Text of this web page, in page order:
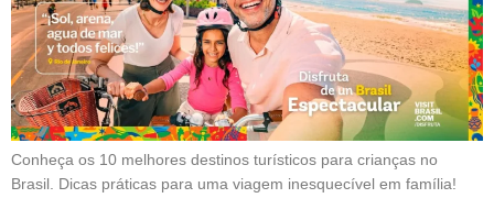
Conheça os 10 melhores destinos turísticos para crianças no
Brasil. Dicas práticas para uma viagem inesquecível em família!